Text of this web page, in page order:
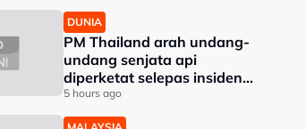
DUNIA
PM Thailand arah undang-
undang senjata api
diperketat selepas insiden
tembakan di sekolah
5 hours ago